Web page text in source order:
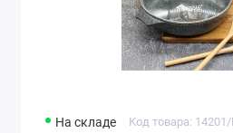
На складе Код товара: